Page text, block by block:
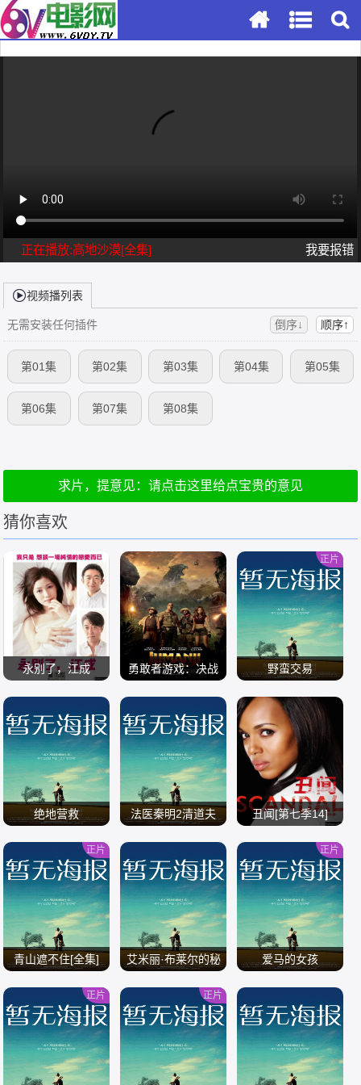
正在播放:高地沙漠[全集] 我要报错
视频播列表
无需安装任何插件 倒序↓ 顺序↑
第01集 第02集 第03集 第04集 第05集
第06集 第07集 第08集
求片，提意见：请点击这里给点宝贵的意见
猜你喜欢
永别了，江成
/
勇敢者游戏：决战
/
野蛮交易
/
正片
绝地营救
/
法医秦明2清道夫
/
丑闻[第七季14]
/
青山遮不住[全集]
/
正片
艾米丽·布莱尔的秘
/
爱马的女孩
/
正片
正片 正片